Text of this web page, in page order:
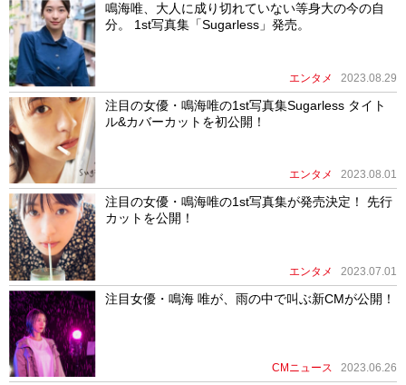
鳴海唯、大人に成り切れていない等身大の今の自
分。 1st写真集「Sugarless」発売。
エンタメ 2023.08.29
注目の女優・鳴海唯の1st写真集Sugarless タイト
ル&カバーカットを初公開！
エンタメ 2023.08.01
注目の女優・鳴海唯の1st写真集が発売決定！ 先行
カットを公開！
エンタメ 2023.07.01
注目女優・鳴海 唯が、雨の中で叫ぶ新CMが公開！
CMニュース 2023.06.26